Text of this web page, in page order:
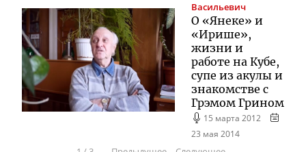
Васильевич
О «Янеке» и
«Ирише»,
жизни и
работе на Кубе,
супе из акулы и
знакомстве с
Грэмом Грином
15 марта 2012
23 мая 2014